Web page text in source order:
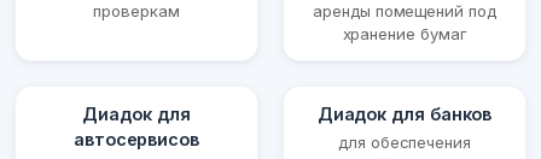
проверкам
аренды помещений под
хранение бумаг
Диадок для
автосервисов
Диадок для банков
для обеспечения